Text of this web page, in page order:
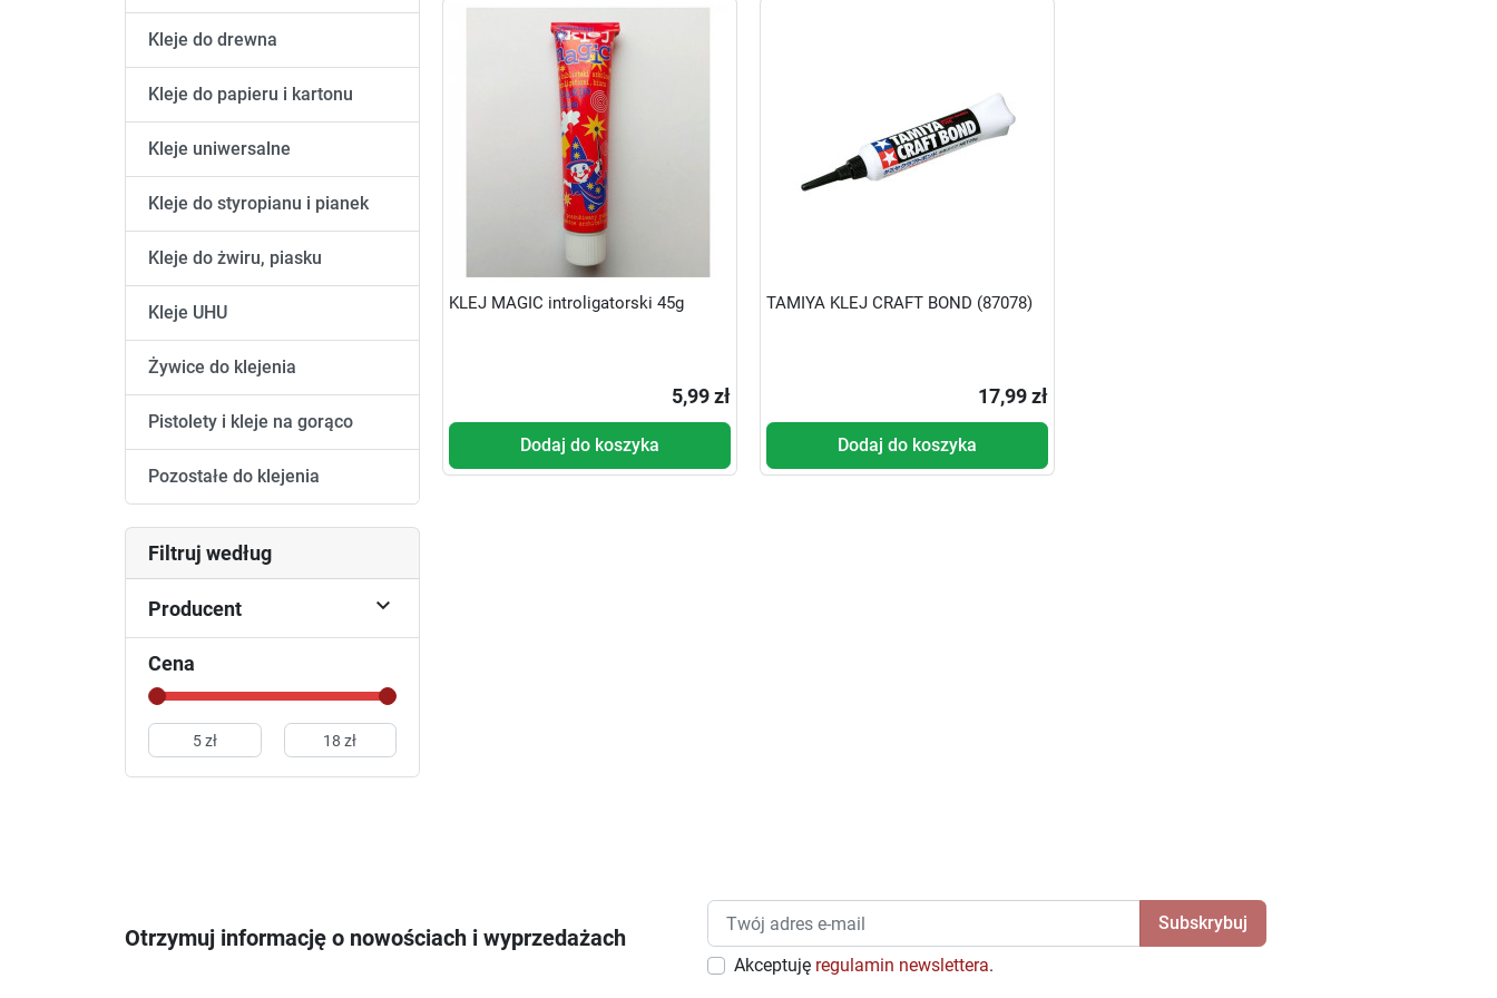
Kleje do drewna
Kleje do papieru i kartonu
Kleje uniwersalne
Kleje do styropianu i pianek
Kleje do żwiru, piasku
Kleje UHU
Żywice do klejenia
Pistolety i kleje na gorąco
Pozostałe do klejenia
Filtruj według
Producent 
Cena
KLEJ MAGIC introligatorski 45g
5,99 zł
Dodaj do koszyka
TAMIYA KLEJ CRAFT BOND (87078)
17,99 zł
Dodaj do koszyka
Otrzymuj informację o nowościach i wyprzedażach
Akceptuję regulamin newslettera.